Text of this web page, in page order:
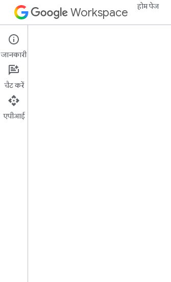
Workspace होम पेज
Google Sheets
खास जानकारी
जानकारी
चैट करें
एपीआई